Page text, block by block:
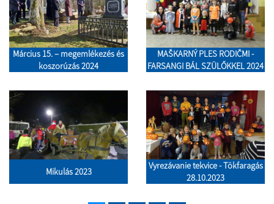
Március 15. – megemlékezés és
koszorúzás 2024
MAŠKARNÝ PLES RODIČMI -
FARSANGI BÁL SZÜLŐKKEL 2024
Mikulás 2023
Vyrezávanie tekvice - Tökfaragás
28.10.2023